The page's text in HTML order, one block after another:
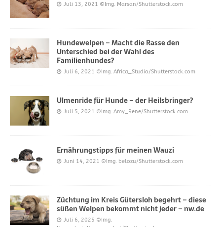
Juli 13, 2021 ©Img. Marsan/Shutterstock.com
Hundewelpen – Macht die Rasse den
Unterschied bei der Wahl des
Familienhundes?
Juli 6, 2021 ©Img. Africa_Studio/Shutterstock.com
Ulmenride für Hunde – der Heilsbringer?
Juli 5, 2021 ©Img. Amy_Rene/Shutterstock.com
Ernährungstipps für meinen Wauzi
Juni 14, 2021 ©Img. belozu/Shutterstock.com
Züchtung im Kreis Gütersloh begehrt – diese
süßen Welpen bekommt nicht jeder – nw.de
Juli 6, 2025 ©Img.